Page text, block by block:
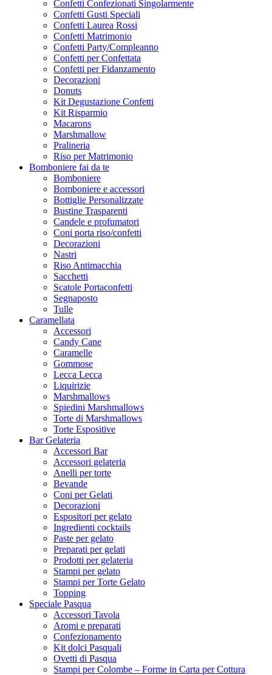
Confetti Confezionati Singolarmente
Confetti Gusti Speciali
Confetti Laurea Rossi
Confetti Matrimonio
Confetti Party/Compleanno
Confetti per Confettata
Confetti per Fidanzamento
Decorazioni
Donuts
Kit Degustazione Confetti
Kit Risparmio
Macarons
Marshmallow
Pralineria
Riso per Matrimonio
Bomboniere fai da te
Bomboniere
Bomboniere e accessori
Bottiglie Personalizzate
Bustine Trasparenti
Candele e profumatori
Coni porta riso/confetti
Decorazioni
Nastri
Riso Antimacchia
Sacchetti
Scatole Portaconfetti
Segnaposto
Tulle
Caramellata
Accessori
Candy Cane
Caramelle
Gommose
Lecca Lecca
Liquirizie
Marshmallows
Spiedini Marshmallows
Torte di Marshmallows
Torte Espositive
Bar Gelateria
Accessori Bar
Accessori gelateria
Anelli per torte
Bevande
Coni per Gelati
Decorazioni
Espositori per gelato
Ingredienti cocktails
Paste per gelato
Preparati per gelati
Prodotti per gelateria
Stampi per gelato
Stampi per Torte Gelato
Topping
Speciale Pasqua
Accessori Tavola
Aromi e preparati
Confezionamento
Kit dolci Pasquali
Ovetti di Pasqua
Stampi per Colombe – Forme in Carta per Cottura